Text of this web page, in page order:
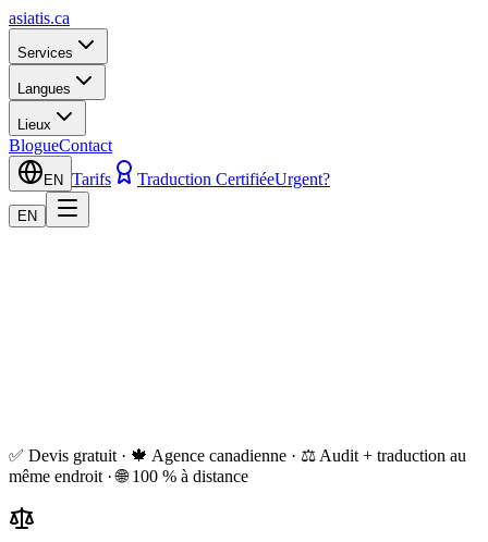
asiatis.ca
Services
Langues
Lieux
BlogueContact
EN Tarifs Traduction CertifiéeUrgent?
EN
✅ Devis gratuit · 🍁 Agence canadienne · ⚖️ Audit + traduction au
même endroit · 🌐 100 % à distance